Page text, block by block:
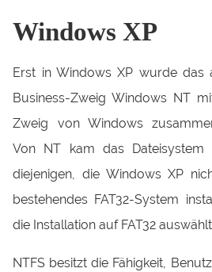
Windows XP
Erst in Windows XP wurde das
Business-Zweig Windows NT
Zweig von Windows
Von NT kam das Dateisystem
diejenigen, die Windows XP
bestehendes FAT32-System
die Installation auf FAT32
NTFS besitzt die Fähigkeit,